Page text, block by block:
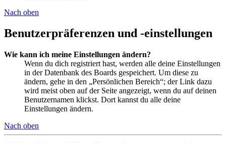
Nach oben
Benutzerpräferenzen und -einstellungen
Wie kann ich meine Einstellungen ändern?
Wenn du dich registriert hast, werden alle deine Einstellungen
in der Datenbank des Boards gespeichert. Um diese zu
ändern, gehe in den „Persönlichen Bereich“; der Link dazu
wird meist oben auf der Seite angezeigt, wenn du auf deinen
Benutzernamen klickst. Dort kannst du alle deine
Einstellungen ändern.
Nach oben